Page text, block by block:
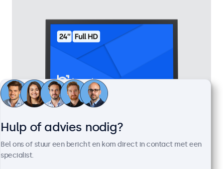
24 Inch Monitor Metaal
Artikelnummer:
Hulp of advies nodig?
Bel ons of stuur een bericht en kom direct in contact met een
specialist.